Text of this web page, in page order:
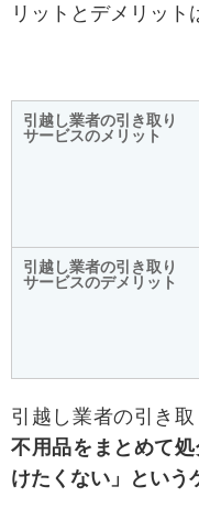
リットとデメリット
引越し業者の引き取り
サービスのメリット
引越し業者の引き取り
サービスのデメリット
引越し業者の引き取
不用品をまとめて
けたくない」という